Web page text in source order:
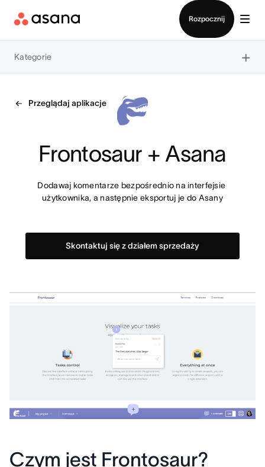
Rozpocznij
Kategorie ×
Przeglądaj aplikacje
Frontosaur + Asana
Dodawaj komentarze bezpośrednio na interfejsie
użytkownika, a następnie eksportuj je do Asany
Skontaktuj się z działem sprzedaży
Czym jest Frontosaur?